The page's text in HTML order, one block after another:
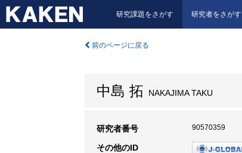
研究課題をさがす 研究者をさがす
前のページに戻る
中島 拓 NAKAJIMA TAKU
研究者番号 90570359
その他のID